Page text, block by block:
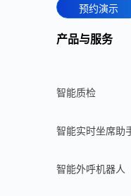
预约演示
产品与服务
智能质检
智能实时坐席助
智能外呼机器人